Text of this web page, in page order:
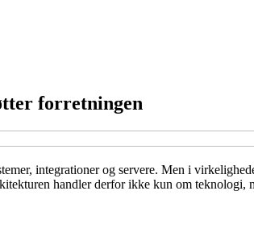
forretningen
integrationer og servere. Men i
handler derfor ikke kun om teknologi,